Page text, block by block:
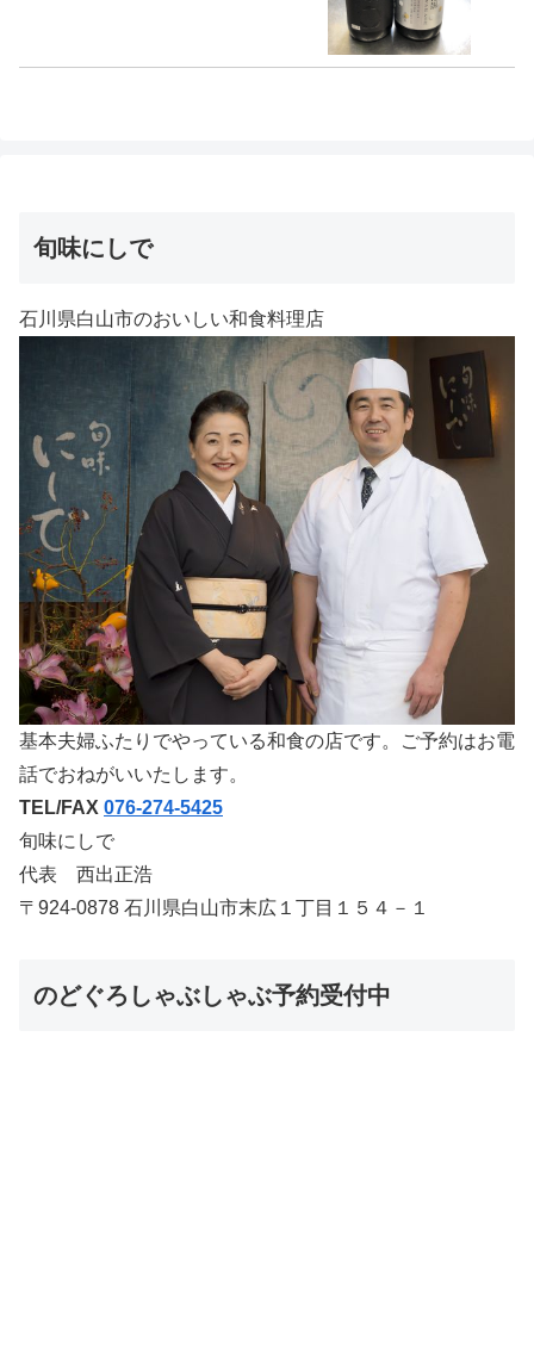
旬味にしで
石川県白山市のおいしい和食料理店
基本夫婦ふたりでやっている和食の店です。ご予約はお電
話でおねがいいたします。
TEL/FAX 076-274-5425
旬味にしで
代表 西出正浩
〒924-0878 石川県白山市末広１丁目１５４－１
のどぐろしゃぶしゃぶ予約受付中